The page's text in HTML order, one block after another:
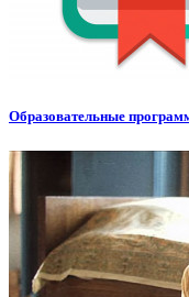
Образовательные